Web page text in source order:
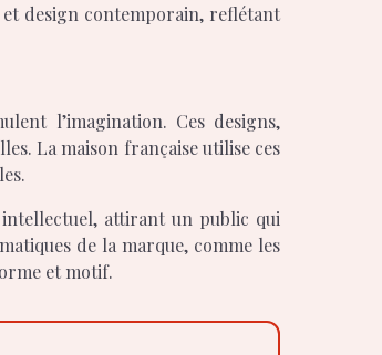
et design contemporain, reflétant
l’imagination. Ces designs,
La maison française utilise ces
attirant un public qui
de la marque, comme les
et motif.